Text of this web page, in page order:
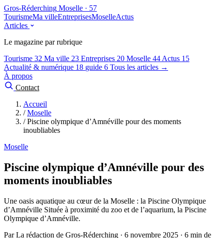
Gros-Réderching Moselle · 57
TourismeMa villeEntreprisesMoselleActus
Articles
Le magazine par rubrique
Tourisme 32 Ma ville 23 Entreprises 20 Moselle 44 Actus 15
Actualité & numérique 18 guide 6 Tous les articles →
À propos
Contact
Accueil
/ Moselle
/ Piscine olympique d’Amnéville pour des moments
inoubliables
Moselle
Piscine olympique d’Amnéville pour des
moments inoubliables
Une oasis aquatique au cœur de la Moselle : la Piscine Olympique
d’Amnéville Située à proximité du zoo et de l’aquarium, la Piscine
Olympique d’Amnéville.
Par La rédaction de Gros-Réderching · 6 novembre 2025 · 6 min de